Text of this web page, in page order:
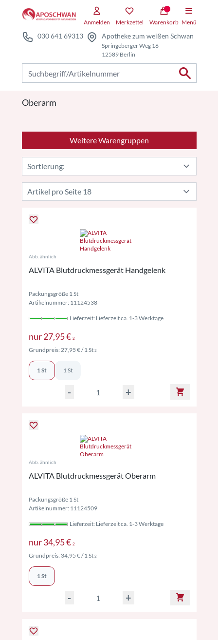
Anmelden Merkzettel Warenkorb Menü
030 641 69313 Apotheke zum weißen Schwan
Springeberger Weg 16
12589 Berlin
Oberarm
Weitere Warengruppen
Abb. ähnlich
ALVITA Blutdruckmessgerät Handgelenk
Packungsgröße 1 St
Artikelnummer: 11124538
Lieferzeit: Lieferzeit ca. 1-3 Werktage
nur27,95 € 2Preise inkl. MwSt. ggf. zzgl. Versand
Grundpreis:27,95 €/ 1 St 2Preise inkl. MwSt. ggf. zzgl. Versand
1 St 1 St
- +
Abb. ähnlich
ALVITA Blutdruckmessgerät Oberarm
Packungsgröße 1 St
Artikelnummer: 11124509
Lieferzeit: Lieferzeit ca. 1-3 Werktage
nur34,95 € 2Preise inkl. MwSt. ggf. zzgl. Versand
Grundpreis: 34,95 €/ 1 St 2Preise inkl. MwSt. ggf. zzgl. Versand
1 St
- +